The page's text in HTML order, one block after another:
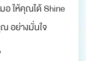
ให้คุณได้ Shine
อย่างมั่นใจ